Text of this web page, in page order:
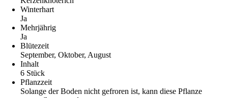
Winterhart
Ja
Mehrjährig
Ja
Blütezeit
September, Oktober, August
Inhalt
6 Stück
Pflanzzeit
Solange der Boden nicht gefroren ist, kann diese Pflanze